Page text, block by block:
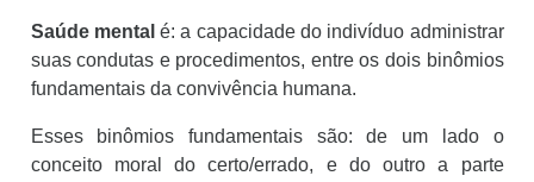
Saúde mental é: a capacidade do indivíduo administrar
suas condutas e procedimentos, entre os dois binômios
fundamentais da convivência humana.
Esses binômios fundamentais são: de um lado o
conceito moral do certo/errado, e do outro a parte